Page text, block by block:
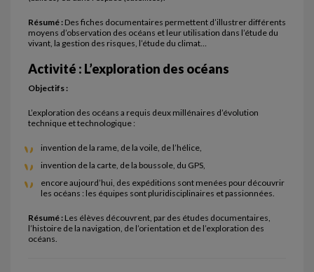
Résumé : Des fiches documentaires permettent d’illustrer différents
moyens d’observation des océans et leur utilisation dans l’étude du
vivant, la gestion des risques, l’étude du climat…
Activité : L’exploration des océans
Objectifs :
L’exploration des océans a requis deux millénaires d’évolution
technique et technologique :
invention de la rame, de la voile, de l’hélice,
invention de la carte, de la boussole, du GPS,
encore aujourd’hui, des expéditions sont menées pour découvrir
les océans : les équipes sont pluridisciplinaires et passionnées.
Résumé : Les élèves découvrent, par des études documentaires,
l’histoire de la navigation, de l’orientation et de l’exploration des
océans.